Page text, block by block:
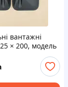
вантажні
× 200, модель
Зіл, Маз, Газ